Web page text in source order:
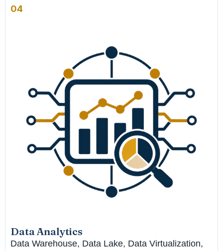
04
Data Analytics
Data Warehouse, Data Lake, Data Virtualization,